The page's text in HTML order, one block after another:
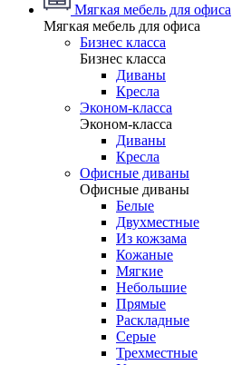
Мягкая мебель для офиса
Мягкая мебель для офиса
Бизнес класса
Бизнес класса
Диваны
Кресла
Эконом-класса
Эконом-класса
Диваны
Кресла
Офисные диваны
Офисные диваны
Белые
Двухместные
Из кожзама
Кожаные
Мягкие
Небольшие
Прямые
Раскладные
Серые
Трехместные